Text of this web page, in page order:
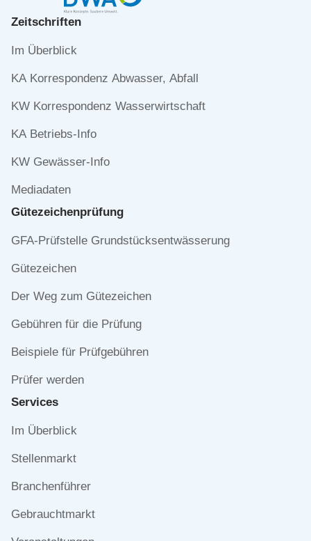
Zeitschriften
Navigation
Im Überblick
KA Korrespondenz Abwasser, Abfall
KW Korrespondenz Wasserwirtschaft
KA Betriebs-Info
KW Gewässer-Info
Mediadaten
Gütezeichen­prüfung
Navigation
GFA-Prüfstelle Grundstücksentwässerung
Gütezeichen
Der Weg zum Gütezeichen
Gebühren für die Prüfung
Beispiele für Prüfgebühren
Prüfer werden
Services
Navigation
Im Überblick
Stellenmarkt
Branchenführer
Gebrauchtmarkt